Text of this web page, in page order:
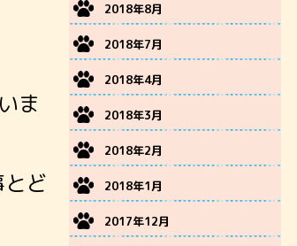
ま
ど
2018年8月
2018年7月
2018年4月
2018年3月
2018年2月
2018年1月
2017年12月